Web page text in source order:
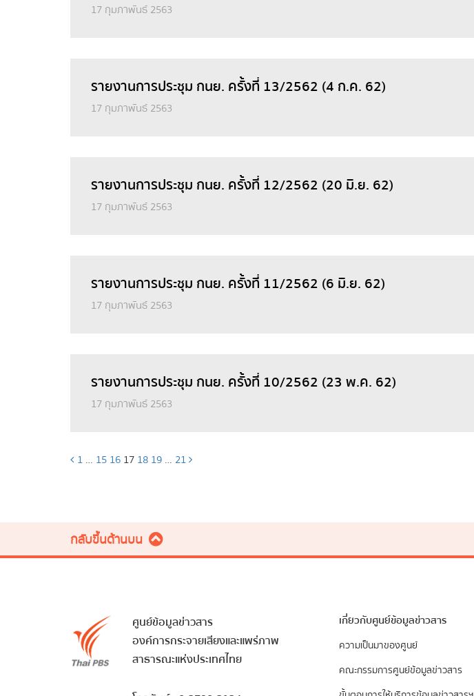
17 กุมภาพันธ์ 2563
รายงานการประชุม กนย. ครั้งที่ 13/2562 (4 ก.ค. 62)
17 กุมภาพันธ์ 2563
รายงานการประชุม กนย. ครั้งที่ 12/2562 (20 มิ.ย. 62)
17 กุมภาพันธ์ 2563
รายงานการประชุม กนย. ครั้งที่ 11/2562 (6 มิ.ย. 62)
17 กุมภาพันธ์ 2563
รายงานการประชุม กนย. ครั้งที่ 10/2562 (23 พ.ค. 62)
17 กุมภาพันธ์ 2563
1 … 15 16 17 18 19 … 21
กลับขึ้นด้านบน
ศูนย์ข้อมูลข่าวสาร
องค์การกระจายเสียงและแพร่ภาพ
สาธารณะแห่งประเทศไทย
เกี่ยวกับศูนย์ข้อมูลข่าวสาร
ความเป็นมาของศูนย์
คณะกรรมการศูนย์ข้อมูลข่าวสาร